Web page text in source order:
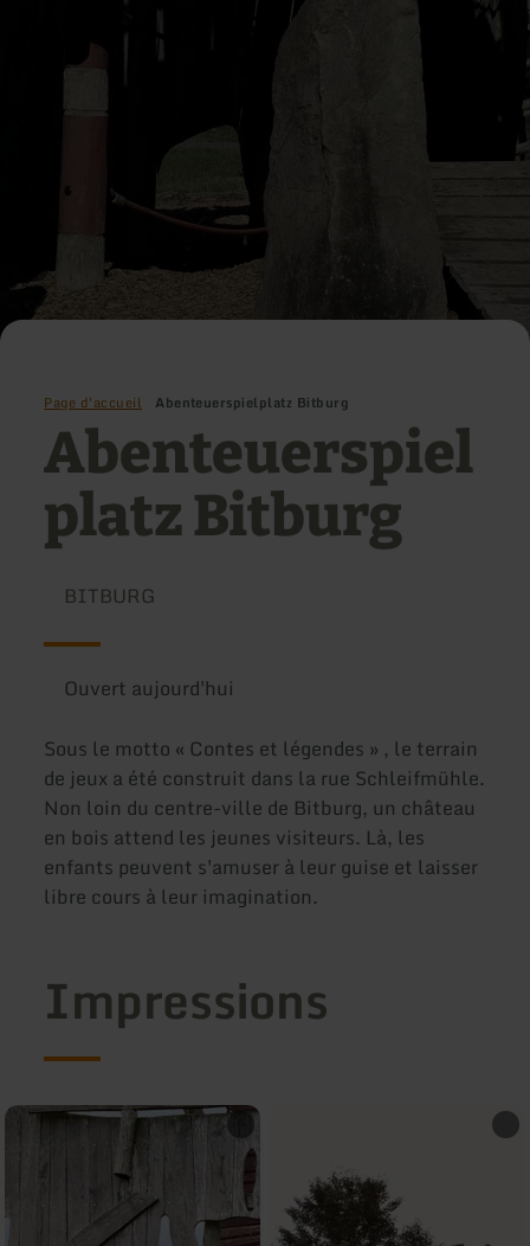
Page d'accueil Abenteuerspielplatz Bitburg
Abenteuerspiel
platz Bitburg
BITBURG
Ouvert aujourd'hui
Sous le motto « Contes et légendes » , le terrain
de jeux a été construit dans la rue Schleifmühle.
Non loin du centre-ville de Bitburg, un château
en bois attend les jeunes visiteurs. Là, les
enfants peuvent s'amuser à leur guise et laisser
libre cours à leur imagination.
Impressions